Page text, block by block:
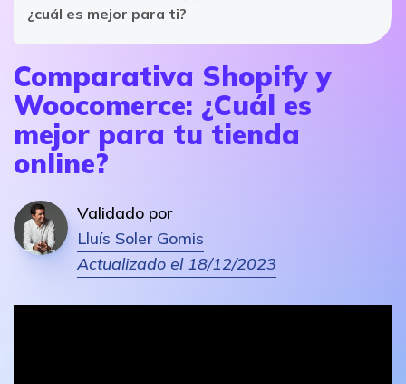
¿cuál es mejor para ti?
Comparativa Shopify y
Woocomerce: ¿Cuál es
mejor para tu tienda
online?
Validado por
Lluís Soler Gomis
Actualizado el 18/12/2023